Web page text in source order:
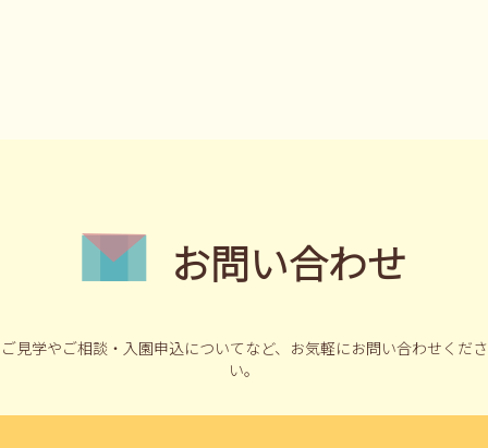
お問い合わせ
ご見学やご相談・入園申込についてなど、 お気軽にお問い合わせくださ
い。